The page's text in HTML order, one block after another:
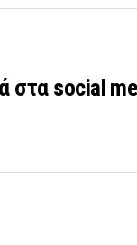
στα social